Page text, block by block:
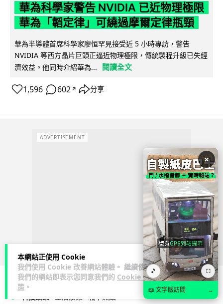
本網站正使用 Cookie
我們使用 Cookie 改善網站體驗。 繼續使用
我們的網站即表示您同意我們的 Cookie 政
策 。
華為科學家警告 NVIDIA 已近物理極限
華為「韜定律」可繞過摩爾定律瓶頸
華為半導體首席科學家廖恒罕見接受近 5 小時專訪，警告
NVIDIA 等西方晶片巨頭正逼近物理極限，傳統製程升級已失經
濟效益。他同時介紹華為...
閱讀全文
1,596 602 ↗ 分享
ADVERTISEMENT
×
🎵 ⛶
📖 文字版訪問 →